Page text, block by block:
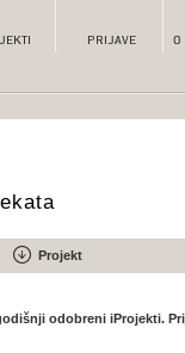
Projekt
odobreni iProjekti.